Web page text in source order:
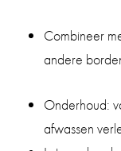
Combineer
andere
Onderhoud:
afwassen